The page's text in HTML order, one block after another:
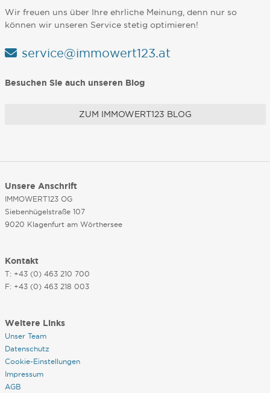
Wir freuen uns über Ihre ehrliche Meinung, denn nur so
können wir unseren Service stetig optimieren!
service@immowert123.at
Besuchen Sie auch unseren Blog
ZUM IMMOWERT123 BLOG
Unsere Anschrift
IMMOWERT123 OG
Siebenhügelstraße 107
9020 Klagenfurt am Wörthersee
Kontakt
T: +43 (0) 463 210 700
F: +43 (0) 463 218 003
Weitere Links
Unser Team
Datenschutz
Cookie-Einstellungen
Impressum
AGB